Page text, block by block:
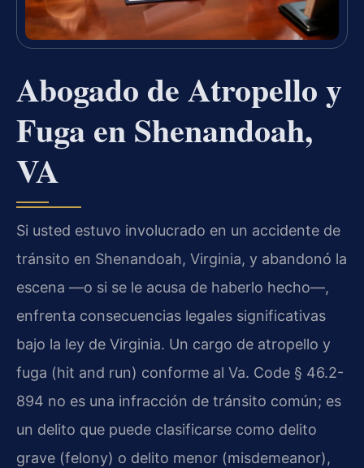
Abogado de Atropello y
Fuga en Shenandoah,
VA
Si usted estuvo involucrado en un accidente de
tránsito en Shenandoah, Virginia, y abandonó la
escena —o si se le acusa de haberlo hecho—,
enfrenta consecuencias legales significativas
bajo la ley de Virginia. Un cargo de atropello y
fuga (hit and run) conforme al Va. Code § 46.2-
894 no es una infracción de tránsito común; es
un delito que puede clasificarse como delito
grave (felony) o delito menor (misdemeanor),